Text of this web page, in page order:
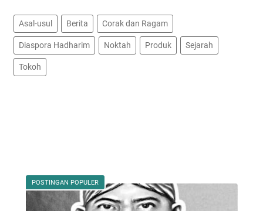
Asal-usul Berita Corak dan Ragam
Diaspora Hadharim Noktah Produk Sejarah
Tokoh
POSTINGAN POPULER